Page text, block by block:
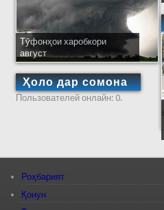
Тӯфонҳои харобкори
август
Ҳоло дар сомона
Пользователей онлайн: 0.
Роҳбарият
Қонун